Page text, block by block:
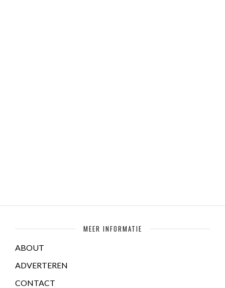
MEER INFORMATIE
ABOUT
ADVERTEREN
CONTACT